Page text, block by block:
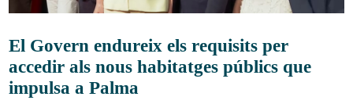
El Govern endureix els requisits per
accedir als nous habitatges públics que
impulsa a Palma